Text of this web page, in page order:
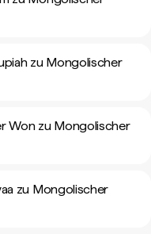
zu Mongolischer
Won zu Mongolischer
zu Mongolischer